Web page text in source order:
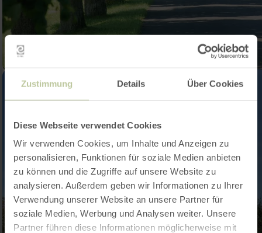
Zustimmung Details Über Cookies
Diese Webseite verwendet Cookies
Wir verwenden Cookies, um Inhalte und Anzeigen zu
personalisieren, Funktionen für soziale Medien anbieten
zu können und die Zugriffe auf unsere Website zu
analysieren. Außerdem geben wir Informationen zu Ihrer
Verwendung unserer Website an unsere Partner für
soziale Medien, Werbung und Analysen weiter. Unsere
Partner führen diese Informationen möglicherweise mit